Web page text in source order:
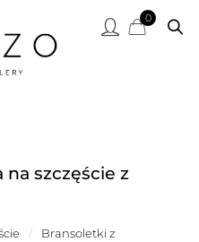
0
szczęście z
/
Bransoletki z